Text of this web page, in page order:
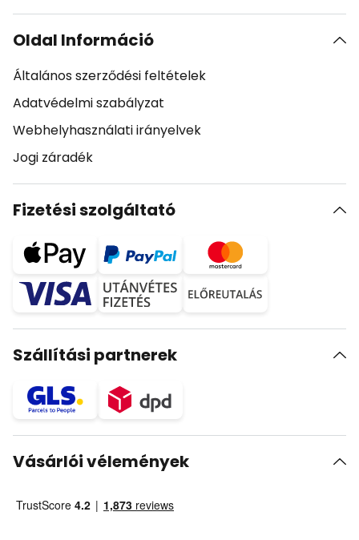
Oldal Információ
Általános szerződési feltételek
Adatvédelmi szabályzat
Webhelyhasználati irányelvek
Jogi záradék
Fizetési szolgáltató
Szállítási partnerek
Vásárlói vélemények